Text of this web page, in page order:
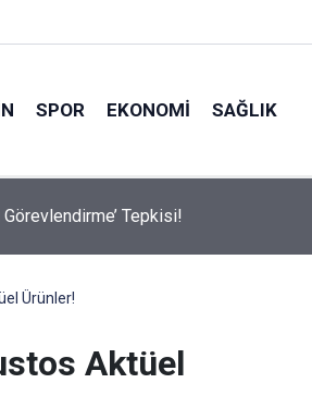
SPOR EKONOMI SAĞLIK
Hafife Almayın!
Ürünler!
Aktüel